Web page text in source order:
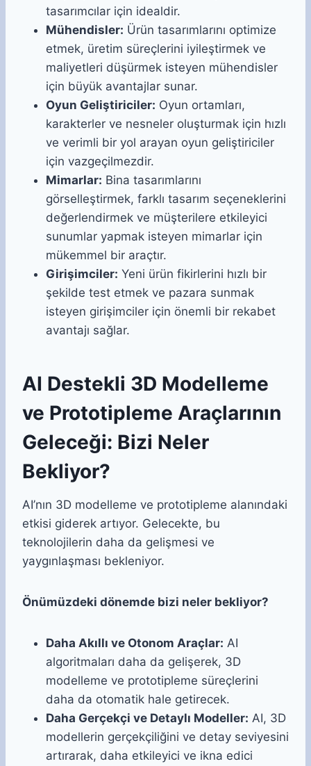
tasarımcılar için idealdir.
Mühendisler: Ürün tasarımlarını optimize
etmek, üretim süreçlerini iyileştirmek ve
maliyetleri düşürmek isteyen mühendisler
için büyük avantajlar sunar.
Oyun Geliştiriciler: Oyun ortamları,
karakterler ve nesneler oluşturmak için hızlı
ve verimli bir yol arayan oyun geliştiriciler
için vazgeçilmezdir.
Mimarlar: Bina tasarımlarını
görselleştirmek, farklı tasarım seçeneklerini
değerlendirmek ve müşterilere etkileyici
sunumlar yapmak isteyen mimarlar için
mükemmel bir araçtır.
Girişimciler: Yeni ürün fikirlerini hızlı bir
şekilde test etmek ve pazara sunmak
isteyen girişimciler için önemli bir rekabet
avantajı sağlar.
AI Destekli 3D Modelleme
ve Prototipleme Araçlarının
Geleceği: Bizi Neler
Bekliyor?
AI’nın 3D modelleme ve prototipleme alanındaki
etkisi giderek artıyor. Gelecekte, bu
teknolojilerin daha da gelişmesi ve
yaygınlaşması bekleniyor.
Önümüzdeki dönemde bizi neler bekliyor?
Daha Akıllı ve Otonom Araçlar: AI
algoritmaları daha da gelişerek, 3D
modelleme ve prototipleme süreçlerini
daha da otomatik hale getirecek.
Daha Gerçekçi ve Detaylı Modeller: AI, 3D
modellerin gerçekçiliğini ve detay seviyesini
artırarak, daha etkileyici ve ikna edici